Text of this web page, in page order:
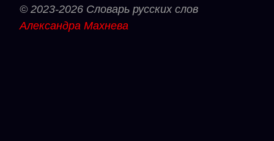
© 2023-2026 Словарь русских слов
Александра Махнева